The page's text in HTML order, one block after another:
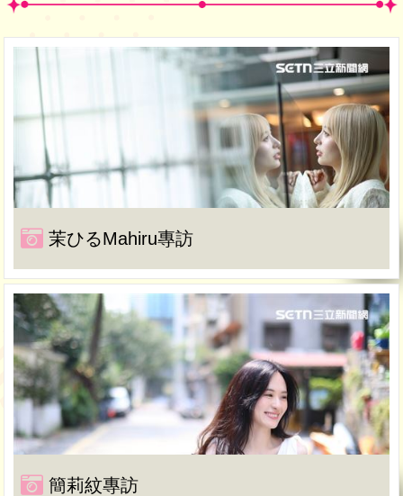
茉ひるMahiru專訪
簡莉紋專訪